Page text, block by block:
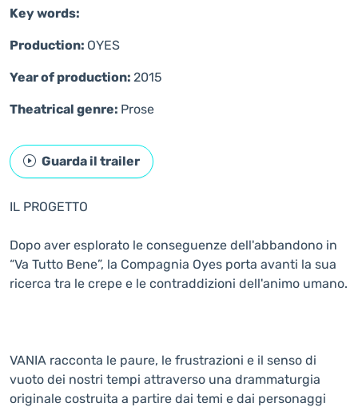
Key words:
Production: OYES
Year of production: 2015
Theatrical genre: Prose
Guarda il trailer
IL PROGETTO
Dopo aver esplorato le conseguenze dell'abbandono in
“Va Tutto Bene”, la Compagnia Oyes porta avanti la sua
ricerca tra le crepe e le contraddizioni dell'animo umano.
VANIA racconta le paure, le frustrazioni e il senso di
vuoto dei nostri tempi attraverso una drammaturgia
originale costruita a partire dai temi e dai personaggi